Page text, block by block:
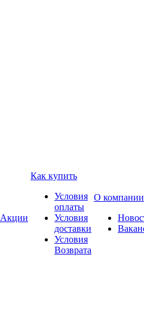
Акции
Как купить
Условия
оплаты
Условия
доставки
Условия
Возврата
О компании